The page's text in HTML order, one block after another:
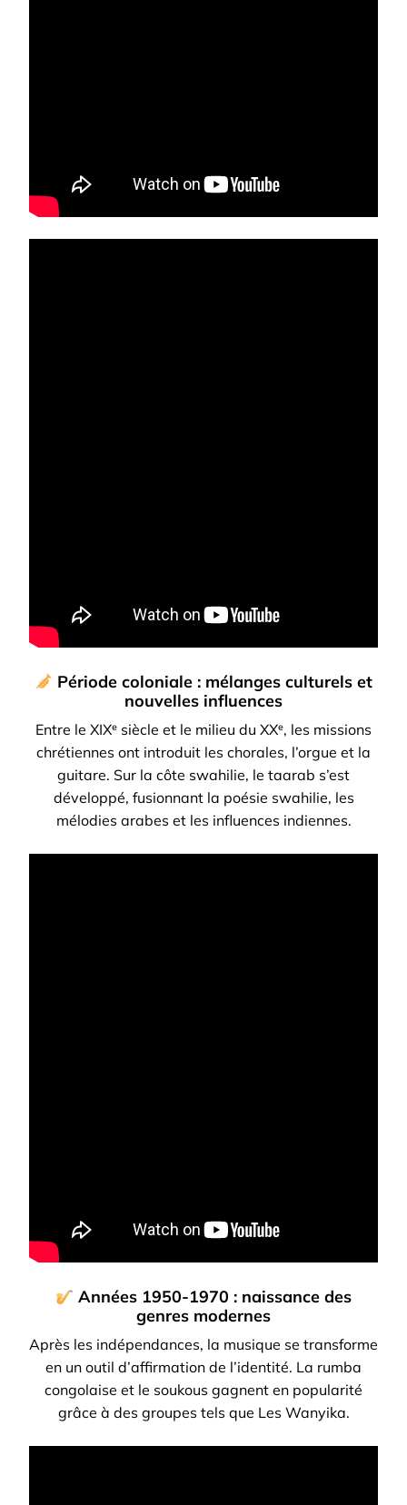
Période coloniale : mélanges culturels et
nouvelles influences
Entre le XIXᵉ siècle et le milieu du XXᵉ, les missions
chrétiennes ont introduit les chorales, l’orgue et la
guitare. Sur la côte swahilie, le taarab s’est
développé, fusionnant la poésie swahilie, les
mélodies arabes et les influences indiennes.
Années 1950-1970 : naissance des
genres modernes
Après les indépendances, la musique se transforme
en un outil d’affirmation de l’identité. La rumba
congolaise et le soukous gagnent en popularité
grâce à des groupes tels que Les Wanyika.